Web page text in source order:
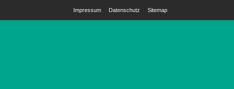
Impressum Datenschutz Sitemap